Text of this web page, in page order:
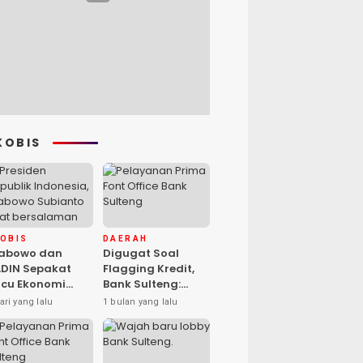
dan
Sepakat
Ekonomi
Gufran
Sulteng
Ambil Peran
yang lalu
DAERAH
Digugat Soal
Flagging Kredit,
Bank Sulteng:
Kebijakan Berlaku
untuk Seluruh
Debitur ASN
1 bulan yang lalu